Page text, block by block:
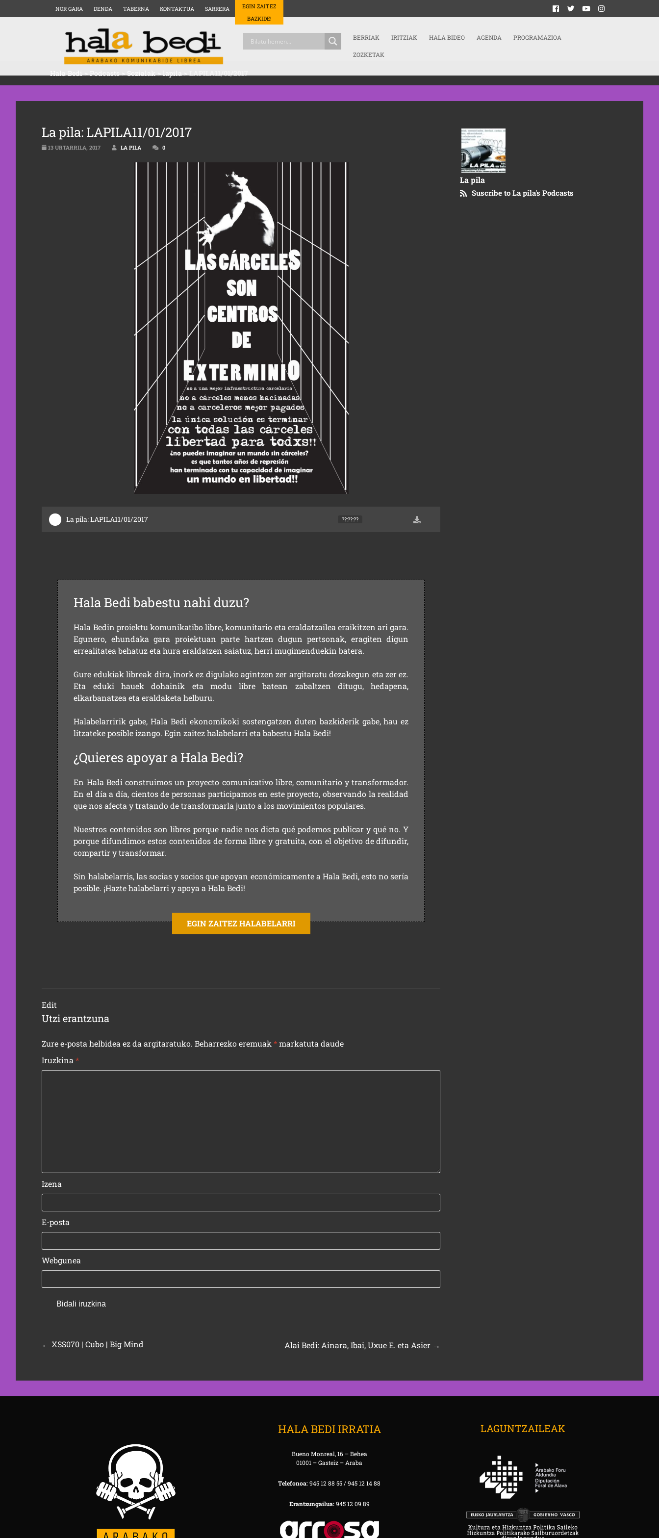
NOR GARA DENDA TABERNA KONTAKTUA SARRERA
EGIN ZAITEZ
BAZKIDE!
BERRIAK IRITZIAK HALA BIDEO AGENDA PROGRAMAZIOA
ZOZKETAK
Hala Bedi>Podcasts>Sozialak>lapila>LAPILA11/01/2017
La pila: LAPILA11/01/2017
13 URTARRILA, 2017 LA PILA 0
La pila: LAPILA11/01/2017 ??:??:??
Hala Bedi babestu nahi duzu?
Hala Bedin proiektu komunikatibo libre, komunitario eta eraldatzailea eraikitzen ari gara.
Egunero, ehundaka gara proiektuan parte hartzen dugun pertsonak, eragiten digun
errealitatea behatuz eta hura eraldatzen saiatuz, herri mugimenduekin batera.
Gure edukiak libreak dira, inork ez digulako agintzen zer argitaratu dezakegun eta zer ez.
Eta eduki hauek dohainik eta modu libre batean zabaltzen ditugu, hedapena,
elkarbanatzea eta eraldaketa helburu.
Halabelarririk gabe, Hala Bedi ekonomikoki sostengatzen duten bazkiderik gabe, hau ez
litzateke posible izango. Egin zaitez halabelarri eta babestu Hala Bedi!
¿Quieres apoyar a Hala Bedi?
En Hala Bedi construimos un proyecto comunicativo libre, comunitario y transformador.
En el día a día, cientos de personas participamos en este proyecto, observando la realidad
que nos afecta y tratando de transformarla junto a los movimientos populares.
Nuestros contenidos son libres porque nadie nos dicta qué podemos publicar y qué no. Y
porque difundimos estos contenidos de forma libre y gratuita, con el objetivo de difundir,
compartir y transformar.
Sin halabelarris, las socias y socios que apoyan económicamente a Hala Bedi, esto no sería
posible. ¡Hazte halabelarri y apoya a Hala Bedi!
EGIN ZAITEZ HALABELARRI
Edit
Utzi erantzuna
Zure e-posta helbidea ez da argitaratuko. Beharrezko eremuak*markatuta daude
Iruzkina*
Izena
E-posta
Webgunea
← XSS070 | Cubo | Big Mind Alai Bedi: Ainara, Ibai, Uxue E. eta Asier →
La pila
Suscribe to La pila's Podcasts
HALA BEDI IRRATIA
Bueno Monreal, 16 – Behea
01001 – Gasteiz – Araba
Telefonoa:945 12 88 55 / 945 12 14 88
Erantzungailua:945 12 09 89
LAGUNTZAILEAK